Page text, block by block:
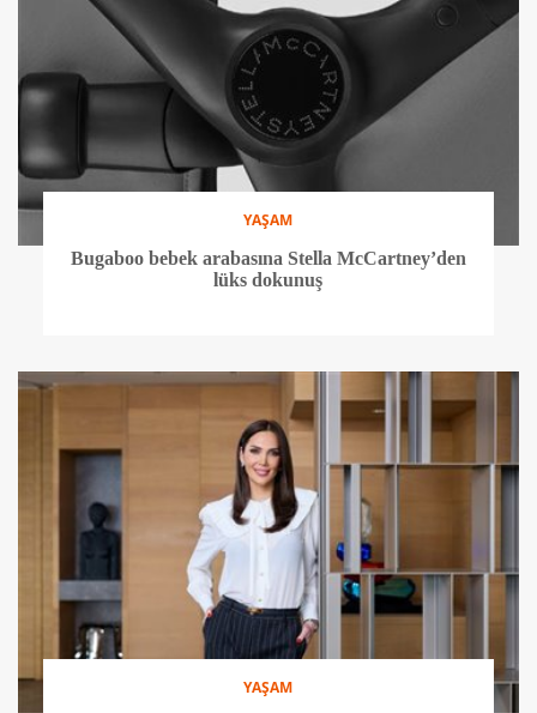
YAŞAM
Bugaboo bebek arabasına Stella McCartney’den
lüks dokunuş
YAŞAM